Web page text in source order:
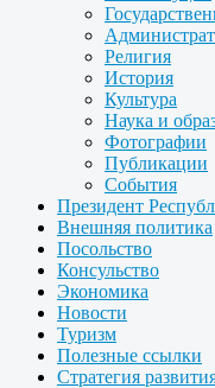
Религия
История
Культура
Наука и
Фотографии
Публикации
События
Президент
Внешняя политика
Посольство
Консульство
Экономика
Новости
Туризм
Полезные ссылки
Стратегия